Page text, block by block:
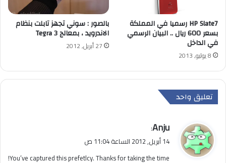
HP Slate7 رسميا في المملكة
بسعر 600 ريال .. البيان الرسمي
في الداخل
8 يوليو, 2013
بالصور : سوني تجهز تابلت بنظام
الاندرويد ، بمعالج Tegra 3
27 أبريل, 2012
تعليق واحد
ي
ق
ل
Anju
:
14 أبريل, 2012 الساعة 11:04 ص
You’ve captured this prefetlcy. Thanks for taking the time!